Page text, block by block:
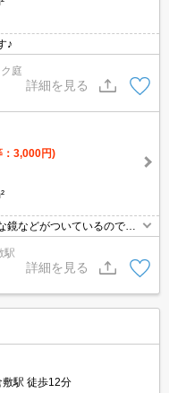
♪
庭
詳細を見る
：3,000円)
などがついているのでス
には宅配ボックスが備え付
必要がなくなります。オ
きるので防犯対策につなが
きる物件です。
駅
詳細を見る
敷駅 徒歩12分